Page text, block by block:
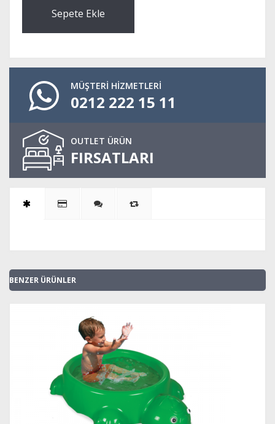
Sepete Ekle
MÜŞTERİ HİZMETLERİ
0212 222 15 11
OUTLET ÜRÜN
FIRSATLARI
BENZER ÜRÜNLER